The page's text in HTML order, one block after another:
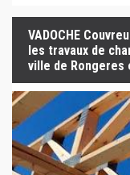
VADOCHE
les travaux de
ville de Rongeres